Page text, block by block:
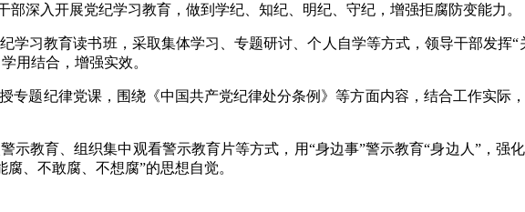
深入开展党纪学习教育，做到学纪、知纪、明纪、守纪，增强拒腐防变能力。
学习教育读书班，采取集体学习、专题研讨、个人自学等方式，领导干部发挥
用结合，增强实效。
专题纪律党课，围绕《中国共产党纪律处分条例》等方面内容，结合工作实际
示教育、组织集中观看警示教育片等方式，用“身边事”警示教育“身边人”，强
、不敢腐、不想腐”的思想自觉。